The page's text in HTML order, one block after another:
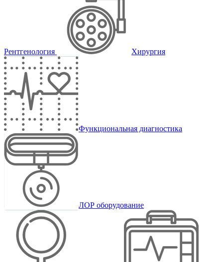
Рентгенология Хирургия
Функциональная диагностика
ЛОР оборудование